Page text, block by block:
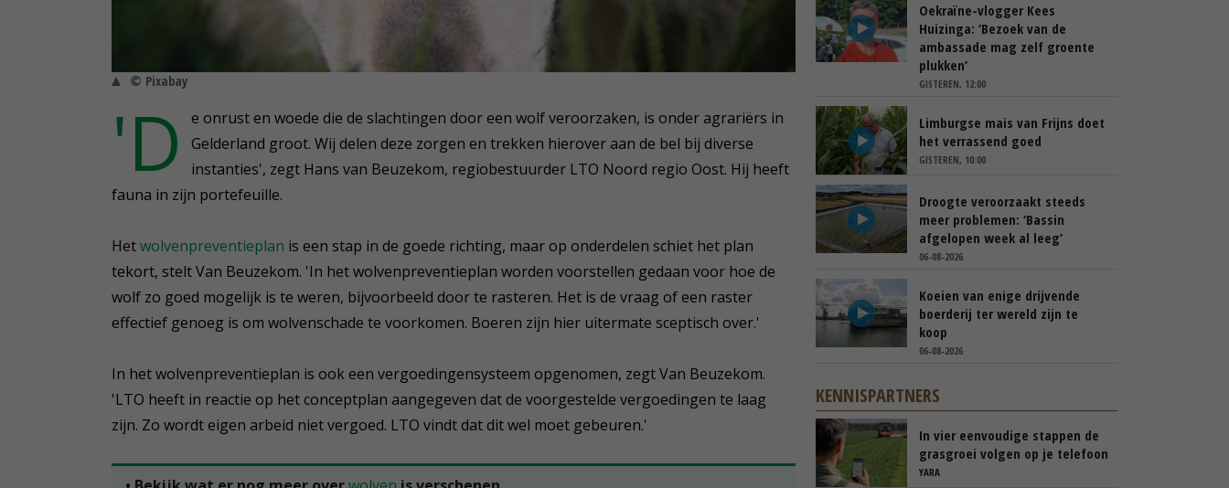
© Pixabay
'D
e onrust en woede die de slachtingen door een wolf veroorzaken, is onder agrariërs in
Gelderland groot. Wij delen deze zorgen en trekken hierover aan de bel bij diverse
instanties', zegt Hans van Beuzekom, regiobestuurder LTO Noord regio Oost. Hij heeft
fauna in zijn portefeuille.
Hetwolvenpreventieplan is een stap in de goede richting, maar op onderdelen schiet het plan
tekort, stelt Van Beuzekom. 'In het wolvenpreventieplan worden voorstellen gedaan voor hoe de
wolf zo goed mogelijk is te weren, bijvoorbeeld door te rasteren. Het is de vraag of een raster
effectief genoeg is om wolvenschade te voorkomen. Boeren zijn hier uitermate sceptisch over.'
In het wolvenpreventieplan is ook een vergoedingensysteem opgenomen, zegt Van Beuzekom.
'LTO heeft in reactie op het conceptplan aangegeven dat de voorgestelde vergoedingen te laag
zijn. Zo wordt eigen arbeid niet vergoed. LTO vindt dat dit wel moet gebeuren.'
Oekraïne-vlogger Kees
Huizinga: ‘Bezoek van de
ambassade mag zelf groente
plukken’
GISTEREN, 12:00
Limburgse mais van Frijns doet
het verrassend goed
GISTEREN, 10:00
Droogte veroorzaakt steeds
meer problemen: ‘Bassin
afgelopen week al leeg’
06-08-2026
Koeien van enige drijvende
boerderij ter wereld zijn te
koop
06-08-2026
KENNISPARTNERS
In vier eenvoudige stappen de
grasgroei volgen op je telefoon
YARA